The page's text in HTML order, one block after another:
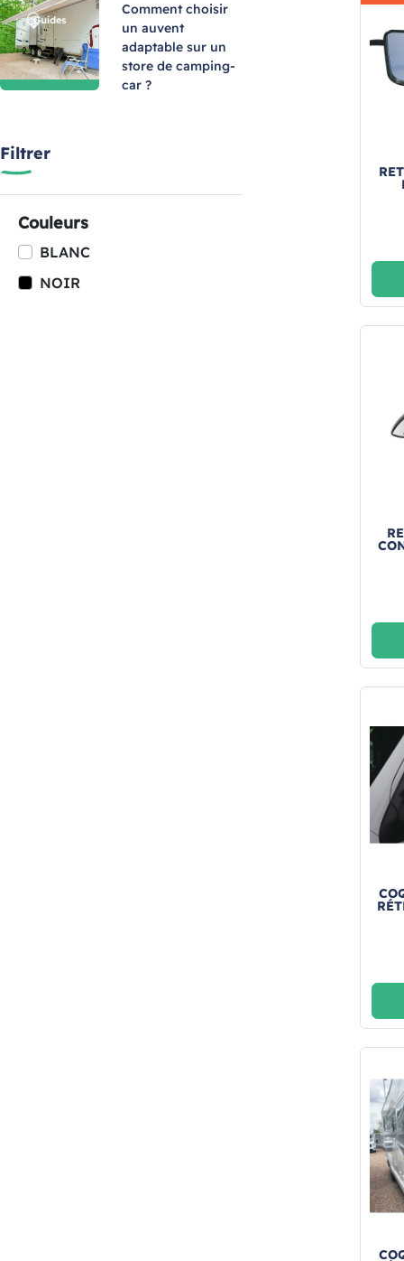
Comment choisir
un auvent
adaptable sur un
store de camping-
car ?
Filtrer
Couleurs
BLANC
NOIR